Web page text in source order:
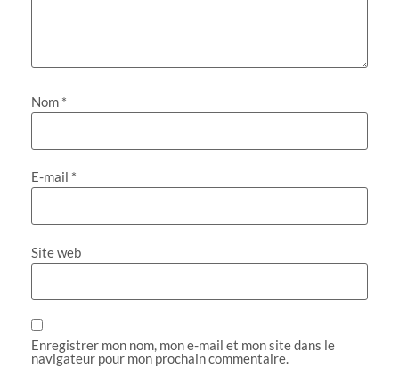
Nom *
E-mail *
Site web
Enregistrer mon nom, mon e-mail et mon site dans le
navigateur pour mon prochain commentaire.